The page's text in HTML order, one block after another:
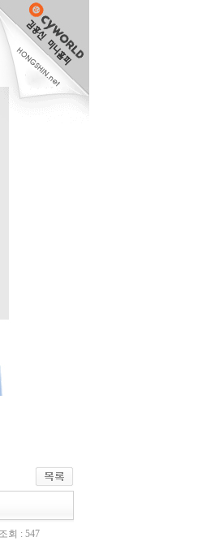
조회 : 547